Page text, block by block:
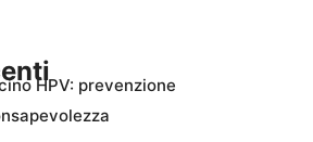
HPV: prevenzione